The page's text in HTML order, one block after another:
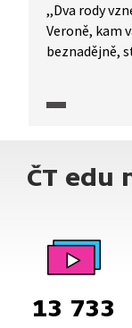
,,Dva rody
Veroně, kam vás teď
beznadějně, starou zášť živí novým plamenem."
rodů. Jak
ČT edu
13 733